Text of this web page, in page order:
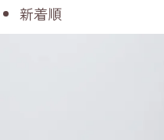
新着順